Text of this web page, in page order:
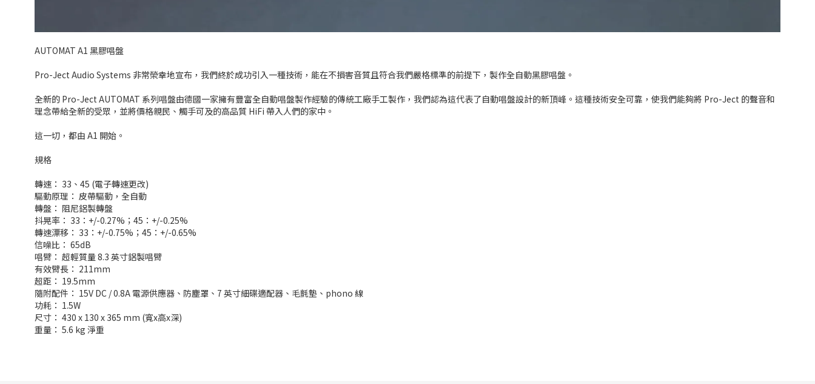
AUTOMAT A1 黑膠唱盤
Pro-Ject Audio Systems 非常榮幸地宣布，我們終於成功引入一種技術，能在不損害音質且符合我們嚴格標準的前提下，製作全自動黑膠唱盤。
全新的 Pro-Ject AUTOMAT 系列唱盤由德國一家擁有豐富全自動唱盤製作經驗的傳統工廠手工製作，我們認為這代表了自動唱盤設計的新頂峰。這種技術安全可靠，使我們能夠將 Pro-Ject 的聲音和
理念帶給全新的受眾，並將價格親民、觸手可及的高品質 HiFi 帶入人們的家中。
這一切，都由 A1 開始。
規格
轉速： 33、45 (電子轉速更改)
驅動原理： 皮帶驅動，全自動
轉盤： 阻尼鋁製轉盤
抖晃率： 33：+/-0.27%；45：+/-0.25%
轉速漂移： 33：+/-0.75%；45：+/-0.65%
信噪比： 65dB
唱臂： 超輕質量 8.3 英寸鋁製唱臂
有效臂長： 211mm
超距： 19.5mm
隨附配件： 15V DC / 0.8A 電源供應器、防塵罩、7 英寸細碟適配器、毛氈墊、phono 線
功耗： 1.5W
尺寸： 430 x 130 x 365 mm (寬x高x深)
重量： 5.6 kg 淨重